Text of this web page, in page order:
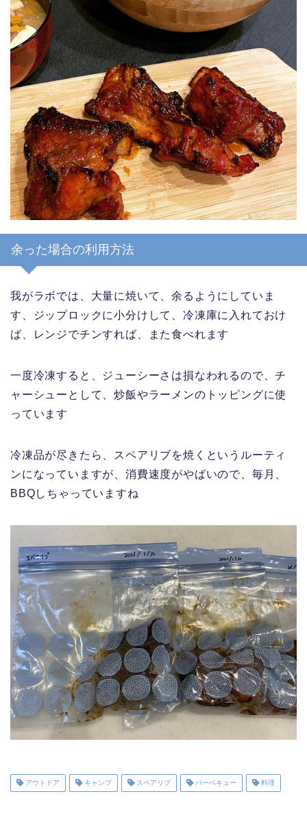
余った場合の利用方法
我がラボでは、大量に焼いて、余るようにしていま
す、ジップロックに小分けして、冷凍庫に入れておけ
ば、レンジでチンすれば、また食べれます
一度冷凍すると、ジューシーさは損なわれるので、チ
ャーシューとして、炒飯やラーメンのトッピングに使
っています
冷凍品が尽きたら、スペアリブを焼くというルーティ
ンになっていますが、消費速度がやばいので、毎月、
BBQしちゃっていますね
アウトドア キャンプ スペアリブ バーベキュー 料理